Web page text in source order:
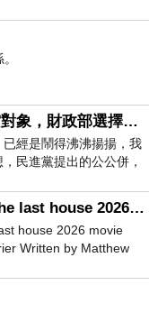
國票成為民進黨掏空對象，財政部選擇性失憶
經是鬧得沸沸揚揚，我
民進黨提出的公公併，
鬧出最大的醜
電影最後孤屋2026 the last house 2026 movie
house 2026 movie
Written by Matthew
Wa